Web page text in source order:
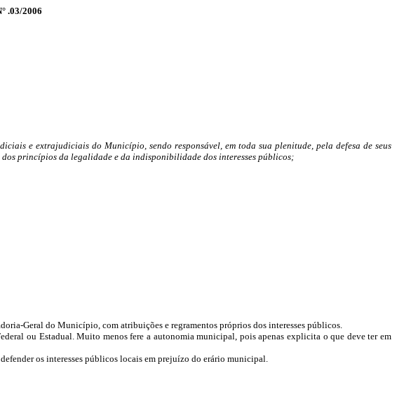
.03/2006
e extrajudiciais do Município, sendo responsável, em toda sua plenitude, pela defesa de seus
dos princípios da legalidade e da indisponibilidade dos interesses públicos;
Geral do Município, com atribuições e regramentos próprios dos interesses públicos.
ou Estadual. Muito menos fere a autonomia municipal, pois apenas explicita o que deve ter em
os interesses públicos locais em prejuízo do erário municipal.